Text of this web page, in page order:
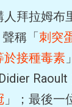
人拜拉姆布
稱「刺突
於接種毒素
Raoult
」；最後一